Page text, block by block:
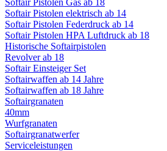
Softair Pistolen Gas ab 18
Softair Pistolen elektrisch ab 14
Softair Pistolen Federdruck ab 14
Softair Pistolen HPA Luftdruck ab 18
Historische Softairpistolen
Revolver ab 18
Softair Einsteiger Set
Softairwaffen ab 14 Jahre
Softairwaffen ab 18 Jahre
Softairgranaten
40mm
Wurfgranaten
Softairgranatwerfer
Serviceleistungen